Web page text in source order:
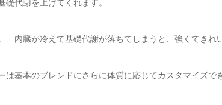
礎代謝を上げてくれます。
内臓が冷えて基礎代謝が落ちてしまうと、強くてきれ
は基本のブレンドにさらに体質に応じてカスタマイズで